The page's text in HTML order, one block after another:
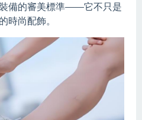
備的審美標準——它不只是
時尚配飾。